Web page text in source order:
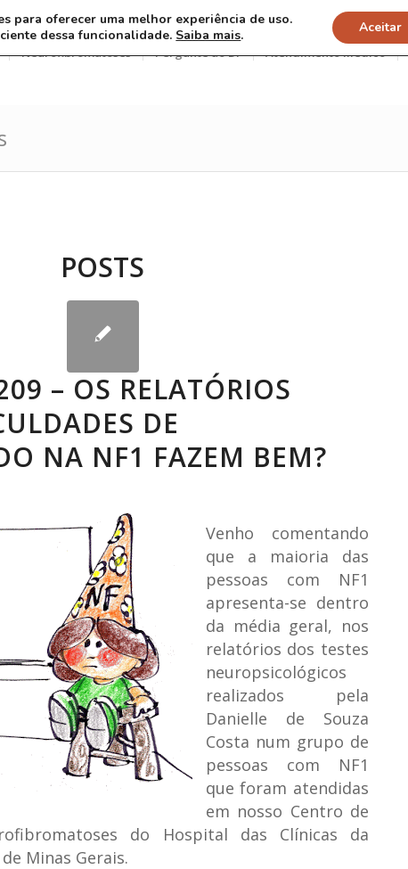
Neurofibromatoses Pergunte ao Dr Atendimento Médico
POSTS
– OS RELATÓRIOS
DE
NA NF1 FAZEM BEM?
Venho comentando
que a maioria das
pessoas com NF1
apresenta-se dentro
da média geral, nos
relatórios dos testes
neuropsicológicos
realizados pela
Danielle de Souza
Costa num grupo de
pessoas com NF1
que foram atendidas
em nosso Centro de
do Hospital das Clínicas da
Minas Gerais.
para oferecer uma melhor experiência de uso.
dessa funcionalidade. Saiba mais. Aceitar